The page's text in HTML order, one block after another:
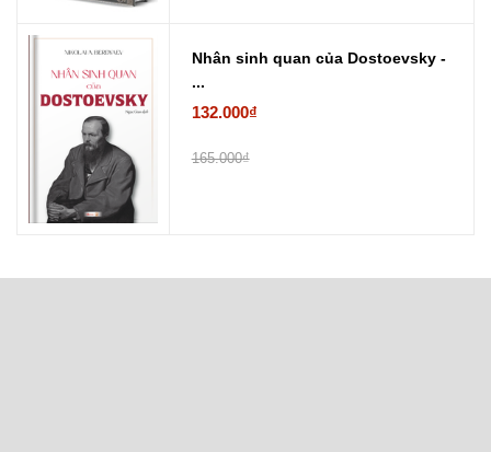
Nhân sinh quan của Dostoevsky -
...
132.000₫
165.000₫